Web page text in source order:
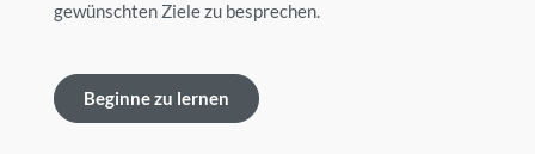
gewünschten Ziele zu besprechen.
Beginne zu lernen